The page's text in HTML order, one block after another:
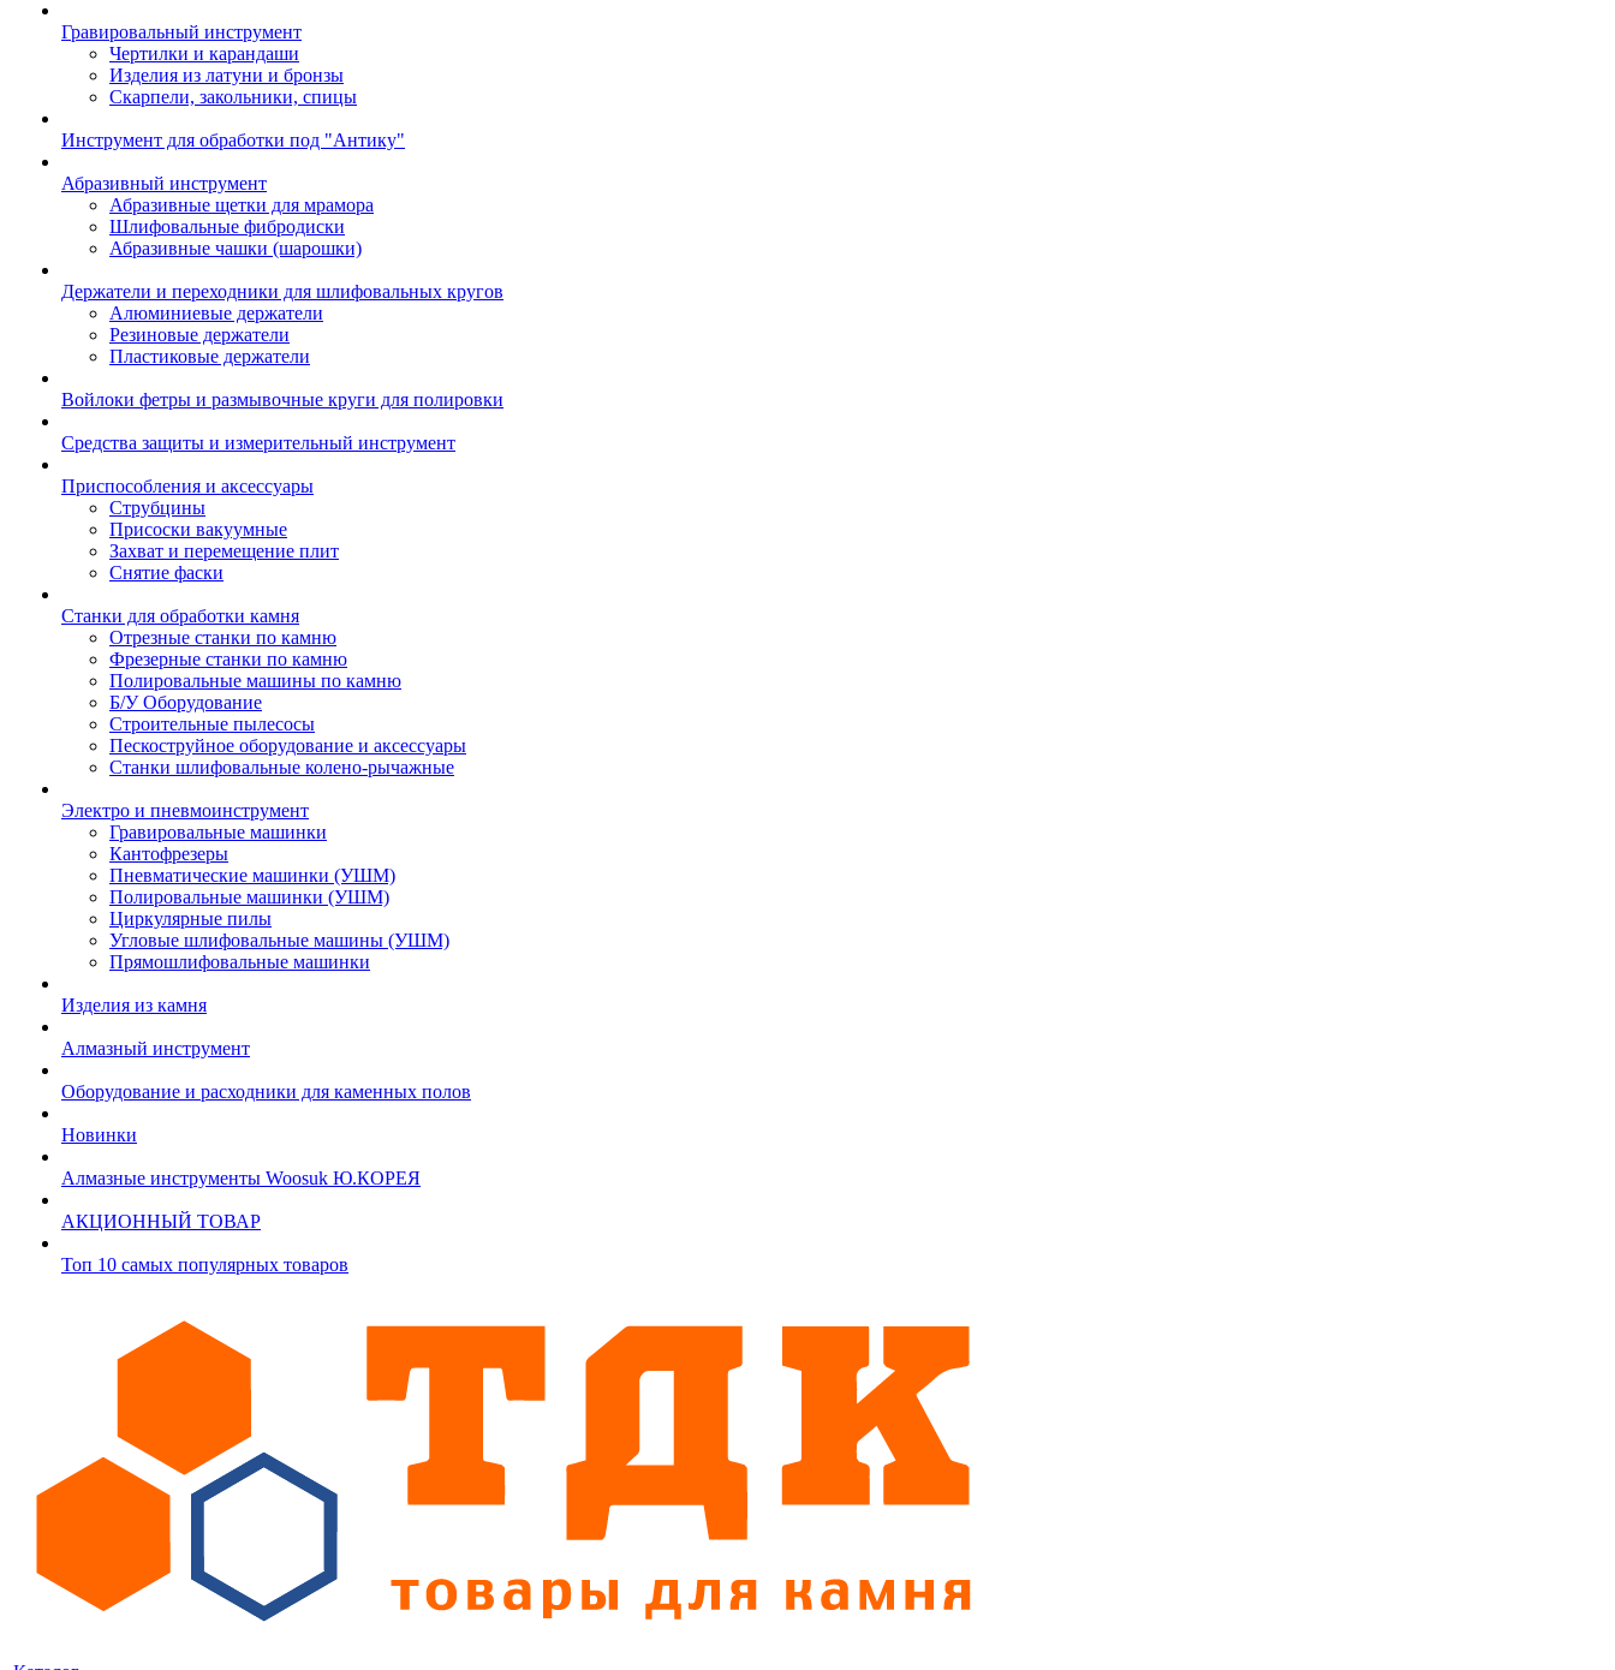
Гравировальный инструмент
Чертилки и карандаши
Изделия из латуни и бронзы
Скарпели, закольники, спицы
Инструмент для обработки под "Антику"
Абразивный инструмент
Абразивные щетки для мрамора
Шлифовальные фибродиски
Абразивные чашки (шарошки)
Держатели и переходники для шлифовальных кругов
Алюминиевые держатели
Резиновые держатели
Пластиковые держатели
Войлоки фетры и размывочные круги для полировки
Средства защиты и измерительный инструмент
Приспособления и аксессуары
Струбцины
Присоски вакуумные
Захват и перемещение плит
Снятие фаски
Станки для обработки камня
Отрезные станки по камню
Фрезерные станки по камню
Полировальные машины по камню
Б/У Оборудование
Строительные пылесосы
Пескоструйное оборудование и аксессуары
Станки шлифовальные колено-рычажные
Электро и пневмоинструмент
Гравировальные машинки
Кантофрезеры
Пневматические машинки (УШМ)
Полировальные машинки (УШМ)
Циркулярные пилы
Угловые шлифовальные машины (УШМ)
Прямошлифовальные машинки
Изделия из камня
Алмазный инструмент
Оборудование и расходники для каменных полов
Новинки
Алмазные инструменты Woosuk Ю.КОРЕЯ
АКЦИОННЫЙ ТОВАР
Топ 10 самых популярных товаров